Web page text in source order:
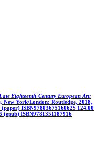
Eighteenth-Century European Art:
New York/London: Routledge, 2018,
(paper) ISBN9780367516062$ 124.00
(epub) ISBN9781351187916